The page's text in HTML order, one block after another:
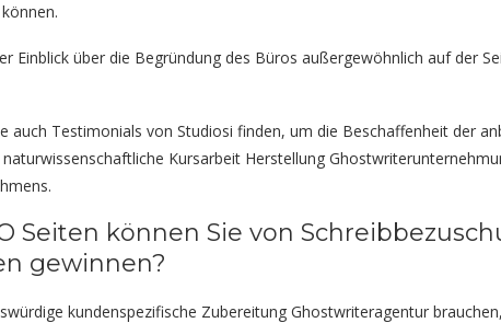
Einblick über die Begründung des Büros außergewöhnlich auf
auch Testimonials von Studiosi finden, um die Beschaffenheit der
Kursarbeit Herstellung
Seiten können Sie von
gewinnen?
kundenspezifische Zubereitung Ghostwriteragentur